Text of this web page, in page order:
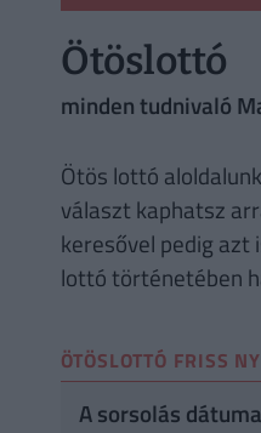
Ötöslottó
minden tudnivaló
Ötös lottó
választ kaphatsz
keresővel pedig
lottó történetében
ÖTÖSLOTTÓ FRISS
A sorsolás